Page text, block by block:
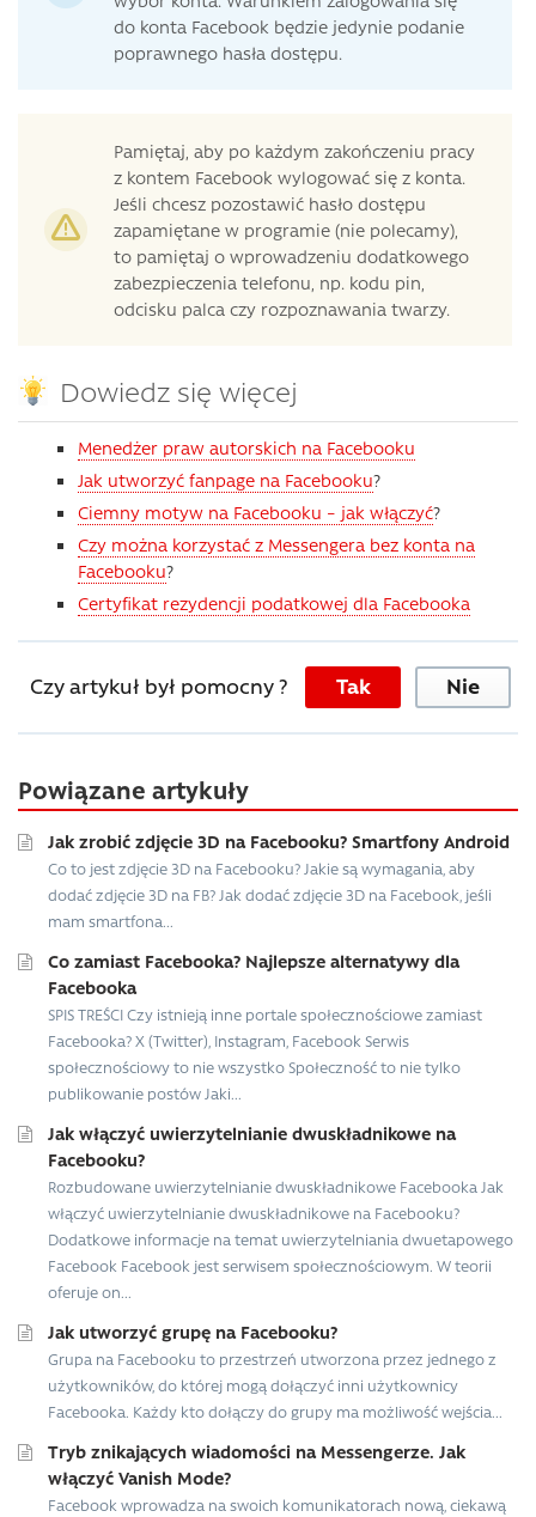
do konta Facebook będzie jedynie podanie
poprawnego hasła dostępu.
Pamiętaj, aby po każdym zakończeniu pracy
z kontem Facebook wylogować się z konta.
Jeśli chcesz pozostawić hasło dostępu
zapamiętane w programie (nie polecamy),
to pamiętaj o wprowadzeniu dodatkowego
zabezpieczenia telefonu, np. kodu pin,
odcisku palca czy rozpoznawania twarzy.
Dowiedz się więcej
Menedżer praw autorskich na Facebooku
Jak utworzyć fanpage na Facebooku?
Ciemny motyw na Facebooku – jak włączyć?
Czy można korzystać z Messengera bez konta na
Facebooku?
Certyfikat rezydencji podatkowej dla Facebooka
Czy artykuł był pomocny ? Tak Nie
Powiązane artykuły
Jak zrobić zdjęcie 3D na Facebooku? Smartfony Android
Co to jest zdjęcie 3D na Facebooku? Jakie są wymagania, aby
dodać zdjęcie 3D na FB? Jak dodać zdjęcie 3D na Facebook, jeśli
mam smartfona...
Co zamiast Facebooka? Najlepsze alternatywy dla
Facebooka
SPIS TREŚCI Czy istnieją inne portale społecznościowe zamiast
Facebooka? X (Twitter), Instagram, Facebook Serwis
społecznościowy to nie wszystko Społeczność to nie tylko
publikowanie postów Jaki...
Jak włączyć uwierzytelnianie dwuskładnikowe na
Facebooku?
Rozbudowane uwierzytelnianie dwuskładnikowe Facebooka Jak
włączyć uwierzytelnianie dwuskładnikowe na Facebooku?
Dodatkowe informacje na temat uwierzytelniania dwuetapowego
Facebook Facebook jest serwisem społecznościowym. W teorii
oferuje on...
Jak utworzyć grupę na Facebooku?
Grupa na Facebooku to przestrzeń utworzona przez jednego z
użytkowników, do której mogą dołączyć inni użytkownicy
Facebooka. Każdy kto dołączy do grupy ma możliwość wejścia...
Tryb znikających wiadomości na Messengerze. Jak
włączyć Vanish Mode?
Facebook wprowadza na swoich komunikatorach nową, ciekawą